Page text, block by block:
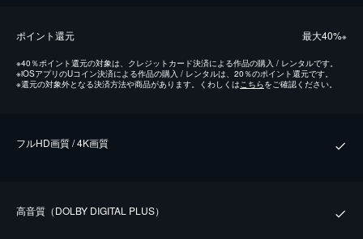
ポイント還元 最⼤40%※
※40％ポイント還元の対象は、クレジットカード決済による作品の購入 / レンタルです。
※iOSアプリのUコイン決済による作品の購入 / レンタルは、20％のポイント還元です。
※還元の対象外となる決済方法や商品があります。くわしくはこちらをご確認ください。
フルHD画質 / 4K画質
⾼⾳質（DOLBY DIGITAL PLUS）